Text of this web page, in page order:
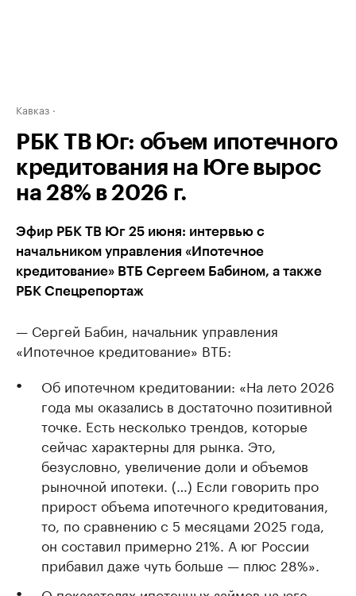
Кавказ
РБК ТВ Юг: объем ипотечного
кредитования на Юге вырос
на 28% в 2026 г.
Эфир РБК ТВ Юг 25 июня: интервью с
начальником управления «Ипотечное
кредитование» ВТБ Сергеем Бабином, а также
РБК Спецрепортаж
— Сергей Бабин, начальник управления
«Ипотечное кредитование» ВТБ:
Об ипотечном кредитовании: «На лето 2026
года мы оказались в достаточно позитивной
точке. Есть несколько трендов, которые
сейчас характерны для рынка. Это,
безусловно, увеличение доли и объемов
рыночной ипотеки. (…) Если говорить про
прирост объема ипотечного кредитования,
то, по сравнению с 5 месяцами 2025 года,
он составил примерно 21%. А юг России
прибавил даже чуть больше — плюс 28%».